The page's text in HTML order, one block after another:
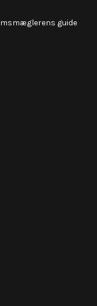
guide